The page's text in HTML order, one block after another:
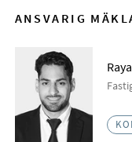
ANSVARIG